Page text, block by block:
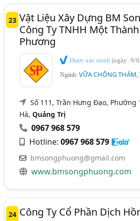
23 Vật Liệu Xây Dựng BM
Công Ty TNHH Một
Phương
Được xác minh(ngày: 9/
Ngành:VỮA CHỐNG
Số 111, Trần Hưng Đạo, Phường
Hà,Quảng Trị
0967 968 579
Hotline:0967 968 579
bmsongphuong@gmail.com
www.bmsongphuong.com
24 Công Ty Cổ Phần Dịch